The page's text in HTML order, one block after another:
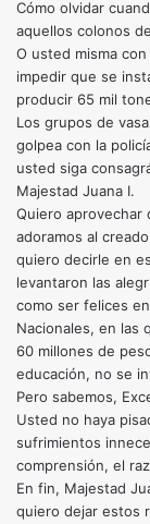
Cómo olvidar
aquellos colonos
O usted misma
impedir que se
producir 65 mil
Los grupos de
golpea con la
usted siga
Majestad Juana I.
Quiero aprovechar
adoramos al
quiero decirle en
levantaron las
como ser felices
Nacionales, en las
60 millones de
educación, no se
Pero sabemos,
Usted no haya
sufrimientos
comprensión, el
En fin, Majestad
quiero dejar estos